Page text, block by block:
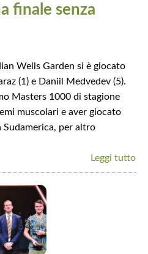
finale senza
Wells Garden si è giocato
(1) e Daniil Medvedev (5).
Masters 1000 di stagione
muscolari e aver giocato
per altro
Leggi tutto